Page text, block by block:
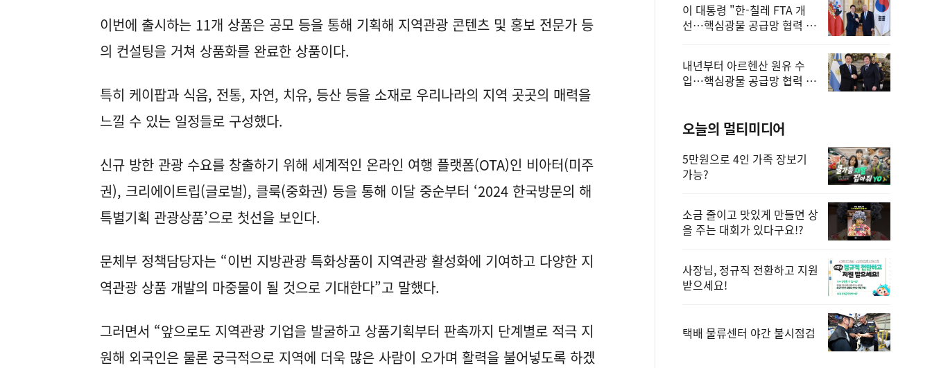
이번에 출시하는 11개 상품은 공모 등을 통해 기획해 지역관광 콘텐츠 및 홍보 전문가 등
의 컨설팅을 거쳐 상품화를 완료한 상품이다.
특히 케이팝과 식음, 전통, 자연, 치유, 등산 등을 소재로 우리나라의 지역 곳곳의 매력을
느낄 수 있는 일정들로 구성했다.
신규 방한 관광 수요를 창출하기 위해 세계적인 온라인 여행 플랫폼(OTA)인 비아터(미주
권), 크리에이트립(글로벌), 클룩(중화권) 등을 통해 이달 중순부터 ‘2024 한국방문의 해
특별기획 관광상품’으로 첫선을 보인다.
문체부 정책담당자는 “이번 지방관광 특화상품이 지역관광 활성화에 기여하고 다양한 지
역관광 상품 개발의 마중물이 될 것으로 기대한다”고 말했다.
그러면서 “앞으로도 지역관광 기업을 발굴하고 상품기획부터 판촉까지 단계별로 적극 지
원해 외국인은 물론 궁극적으로 지역에 더욱 많은 사람이 오가며 활력을 불어넣도록 하겠
이 대통령 "한-칠레 FTA 개
선…핵심광물 공급망 협력 더
내년부터 아르헨산 원유 수
입…핵심광물 공급망 협력 체
오늘의 멀티미디어
5만원으로 4인 가족 장보기
가능?
소금 줄이고 맛있게 만들면 상
을 주는 대회가 있다구요!?
사장님, 정규직 전환하고 지원
받으세요!
택배 물류센터 야간 불시점검